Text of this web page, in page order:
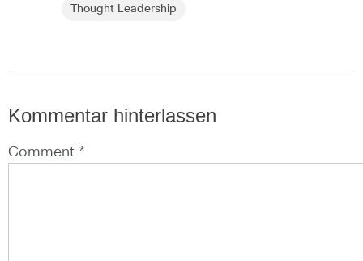
Thought Leadership
Kommentar hinterlassen
Comment *